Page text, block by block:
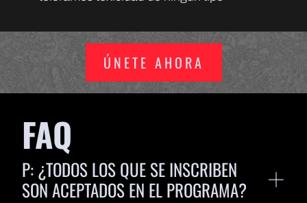
ÚNETE AHORA
FAQ
P: ¿TODOS LOS QUE SE INSCRIBEN
SON ACEPTADOS EN EL PROGRAMA?